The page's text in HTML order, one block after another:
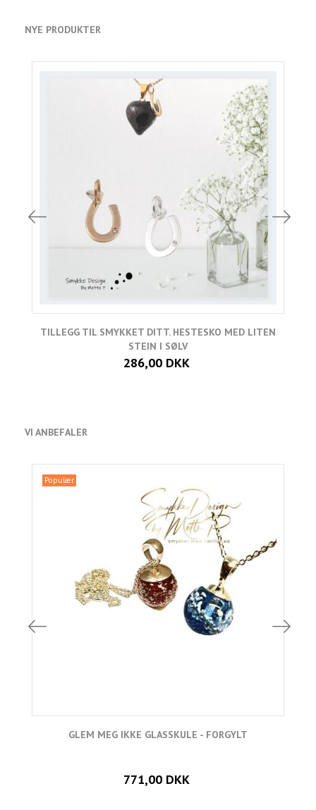
NYE PRODUKTER
TILLEGG TIL SMYKKET DITT. HESTESKO MED LITEN
STEIN I SØLV
286,00 DKK
VI ANBEFALER
Populær
GLEM MEG IKKE GLASSKULE - FORGYLT
771,00 DKK